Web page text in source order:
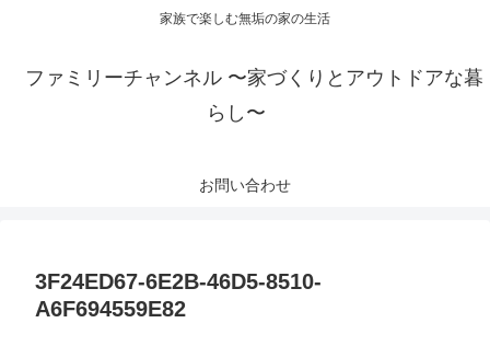
家族で楽しむ無垢の家の生活
ファミリーチャンネル 〜家づくりとアウトドアな暮
らし〜
お問い合わせ
3F24ED67-6E2B-46D5-8510-
A6F694559E82